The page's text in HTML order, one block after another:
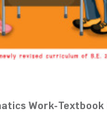
Work-Textbook